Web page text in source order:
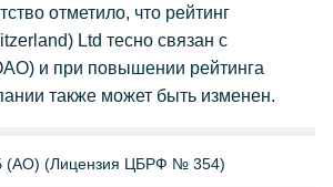
отметило, что рейтинг
Ltd тесно связан с
и при повышении рейтинга
также может быть изменен.
(АО) (Лицензия ЦБРФ № 354)